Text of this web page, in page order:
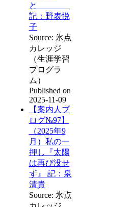
と
記：野表悦
子
Source: 氷点
カレッジ
（生涯学習
プログラ
ム）
Published on
2025-11-09
【案内人ブ
ログ№97】
（2025年9
月）私の一
押し『太陽
は再び没せ
ず』 記：泉
清貴
Source: 氷点